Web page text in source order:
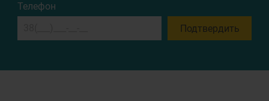
Телефон
Подтвердить